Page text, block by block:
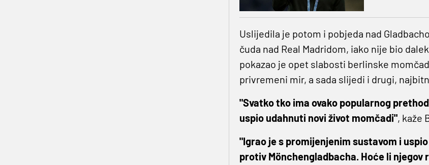
Uslijedila je potom i pobjeda nad
čuda nad Real Madridom, iako nije bio
pokazao je opet slabosti berlinske
privremeni mir, a sada slijedi i drugi,
"Svatko tko ima ovako popularnog
uspio udahnuti novi život momčadi", kaže
"Igrao je s promijenjenim sustavom i
protiv Mönchengladbacha. Hoće li